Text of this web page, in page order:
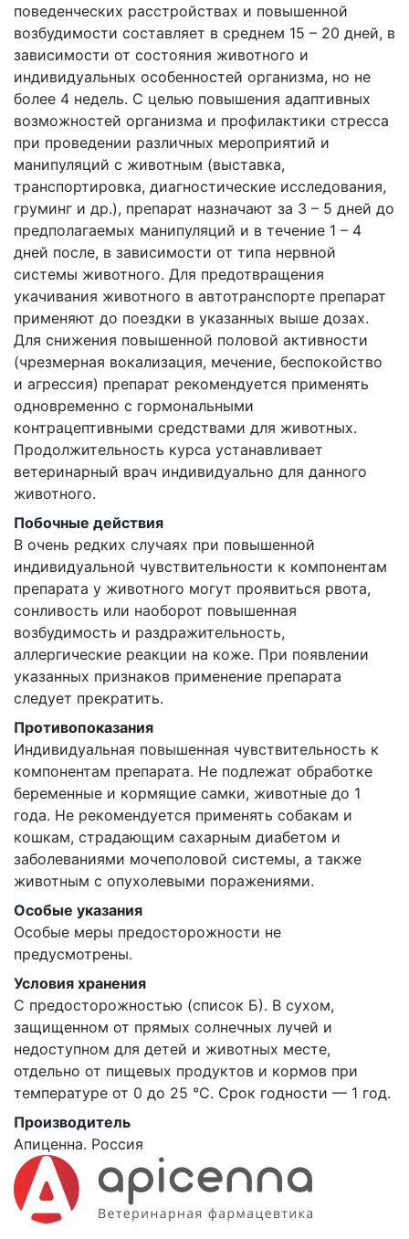
поведенческих расстройствах и повышенной
возбудимости составляет в среднем 15 – 20 дней, в
зависимости от состояния животного и
индивидуальных особенностей организма, но не
более 4 недель. С целью повышения адаптивных
возможностей организма и профилактики стресса
при проведении различных мероприятий и
манипуляций с животным (выставка,
транспортировка, диагностические исследования,
груминг и др.), препарат назначают за 3 – 5 дней до
предполагаемых манипуляций и в течение 1 – 4
дней после, в зависимости от типа нервной
системы животного. Для предотвращения
укачивания животного в автотранспорте препарат
применяют до поездки в указанных выше дозах.
Для снижения повышенной половой активности
(чрезмерная вокализация, мечение, беспокойство
и агрессия) препарат рекомендуется применять
одновременно с гормональными
контрацептивными средствами для животных.
Продолжительность курса устанавливает
ветеринарный врач индивидуально для данного
животного.
Побочные действия
В очень редких случаях при повышенной
индивидуальной чувствительности к компонентам
препарата у животного могут проявиться рвота,
сонливость или наоборот повышенная
возбудимость и раздражительность,
аллергические реакции на коже. При появлении
указанных признаков применение препарата
следует прекратить.
Противопоказания
Индивидуальная повышенная чувствительность к
компонентам препарата. Не подлежат обработке
беременные и кормящие самки, животные до 1
года. Не рекомендуется применять собакам и
кошкам, страдающим сахарным диабетом и
заболеваниями мочеполовой системы, а также
животным с опухолевыми поражениями.
Особые указания
Особые меры предосторожности не
предусмотрены.
Условия хранения
С предосторожностью (список Б). В сухом,
защищенном от прямых солнечных лучей и
недоступном для детей и животных месте,
отдельно от пищевых продуктов и кормов при
температуре от 0 до 25 °C. Срок годности — 1 год.
Производитель
Апиценна. Россия